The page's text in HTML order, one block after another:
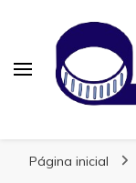
Página inicial